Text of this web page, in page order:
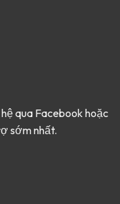
qua Facebook hoặc
sớm nhất.